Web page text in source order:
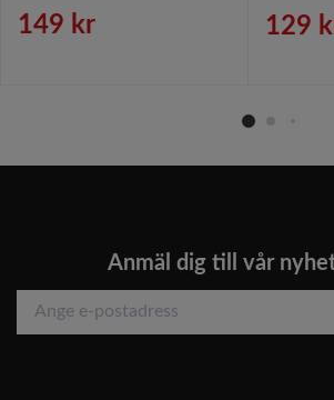
149 kr 129
Anmäl dig till vår